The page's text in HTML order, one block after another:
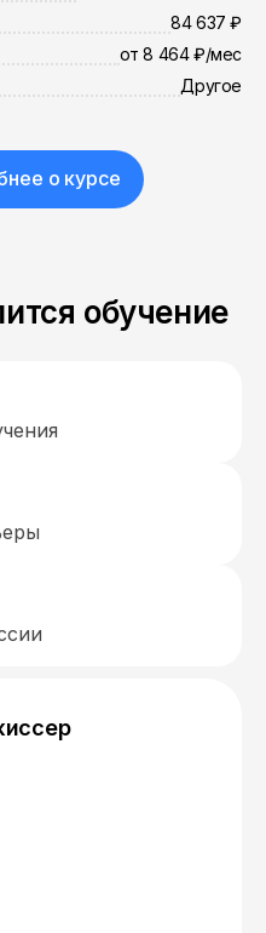
84 637 ₽
от 8 464 ₽/мес
Другое
о курсе
обучение